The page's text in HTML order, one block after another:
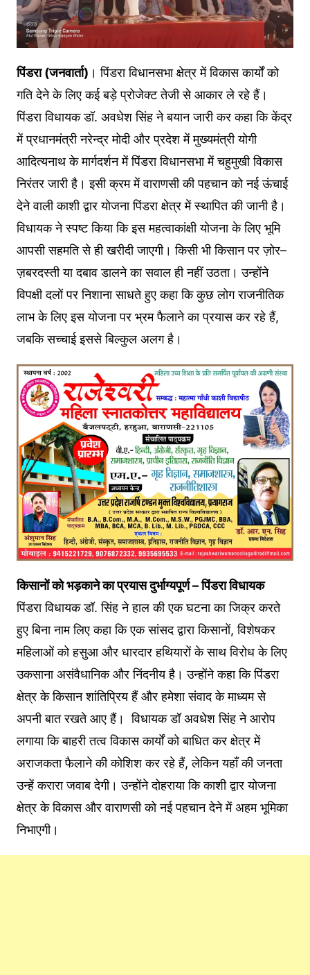
पिंडरा (जनवार्ता) । पिंडरा विधानसभा क्षेत्र में विकास कार्यों को
गति देने के लिए कई बड़े प्रोजेक्ट तेजी से आकार ले रहे हैं।
पिंडरा विधायक डॉ. अवधेश सिंह ने बयान जारी कर कहा कि केंद्र
में प्रधानमंत्री नरेन्द्र मोदी और प्रदेश में मुख्यमंत्री योगी
आदित्यनाथ के मार्गदर्शन में पिंडरा विधानसभा में चहुमुखी विकास
निरंतर जारी है। इसी क्रम में वाराणसी की पहचान को नई ऊंचाई
देने वाली काशी द्वार योजना पिंडरा क्षेत्र में स्थापित की जानी है।
विधायक ने स्पष्ट किया कि इस महत्वाकांक्षी योजना के लिए भूमि
आपसी सहमति से ही खरीदी जाएगी। किसी भी किसान पर ज़ोर–
ज़बरदस्ती या दबाव डालने का सवाल ही नहीं उठता। उन्होंने
विपक्षी दलों पर निशाना साधते हुए कहा कि कुछ लोग राजनीतिक
लाभ के लिए इस योजना पर भ्रम फैलाने का प्रयास कर रहे हैं,
जबकि सच्चाई इससे बिल्कुल अलग है।
किसानों को भड़काने का प्रयास दुर्भाग्यपूर्ण – पिंडरा विधायक
पिंडरा विधायक डॉ. सिंह ने हाल की एक घटना का जिक्र करते
हुए बिना नाम लिए कहा कि एक सांसद द्वारा किसानों, विशेषकर
महिलाओं को हसुआ और धारदार हथियारों के साथ विरोध के लिए
उकसाना असंवैधानिक और निंदनीय है। उन्होंने कहा कि पिंडरा
क्षेत्र के किसान शांतिप्रिय हैं और हमेशा संवाद के माध्यम से
अपनी बात रखते आए हैं। विधायक डॉ अवधेश सिंह ने आरोप
लगाया कि बाहरी तत्व विकास कार्यों को बाधित कर क्षेत्र में
अराजकता फैलाने की कोशिश कर रहे हैं, लेकिन यहाँ की जनता
उन्हें करारा जवाब देगी। उन्होंने दोहराया कि काशी द्वार योजना
क्षेत्र के विकास और वाराणसी को नई पहचान देने में अहम भूमिका
निभाएगी।